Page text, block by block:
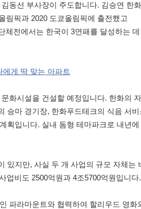
동선 부사장이 주도합니다. 김승연 한
림픽과 2020 도쿄올림픽에 출전했고
체전에서는 한국이 3연패를 달성하는
게 딱 맞는 아파트
화시설을 건설할 예정입니다. 한화의
승마 경기장, 한화푸드테크의 식음 서
획입니다. 실내 돔형 테마파크로 내년에
있지만, 사실 두 개 사업의 규모 자체는
업비도 2500억원과 4조5700억원입니다.
파라마운트와 협력하여 할리우드 영화